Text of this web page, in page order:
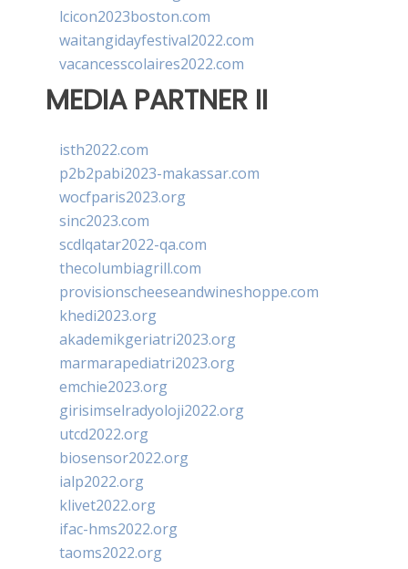
lcicon2023boston.com
waitangidayfestival2022.com
vacancesscolaires2022.com
MEDIA PARTNER II
isth2022.com
p2b2pabi2023-makassar.com
wocfparis2023.org
sinc2023.com
scdlqatar2022-qa.com
thecolumbiagrill.com
provisionscheeseandwineshoppe.com
khedi2023.org
akademikgeriatri2023.org
marmarapediatri2023.org
emchie2023.org
girisimselradyoloji2022.org
utcd2022.org
biosensor2022.org
ialp2022.org
klivet2022.org
ifac-hms2022.org
taoms2022.org